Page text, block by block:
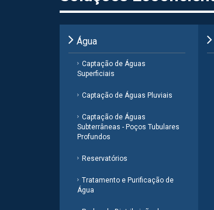
Água
Captação de Águas
Superficiais
Captação de Águas Pluviais
Captação de Águas
Subterrâneas - Poços Tubulares
Profundos
Reservatórios
Tratamento e Purificação de
Água